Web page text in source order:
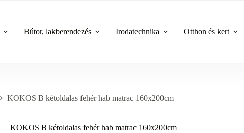
Bútor, lakberendezés Irodatechnika Otthon és kert
KOKOS B kétoldalas fehér hab matrac 160x200cm
KOKOS B kétoldalas fehér hab matrac 160x200cm